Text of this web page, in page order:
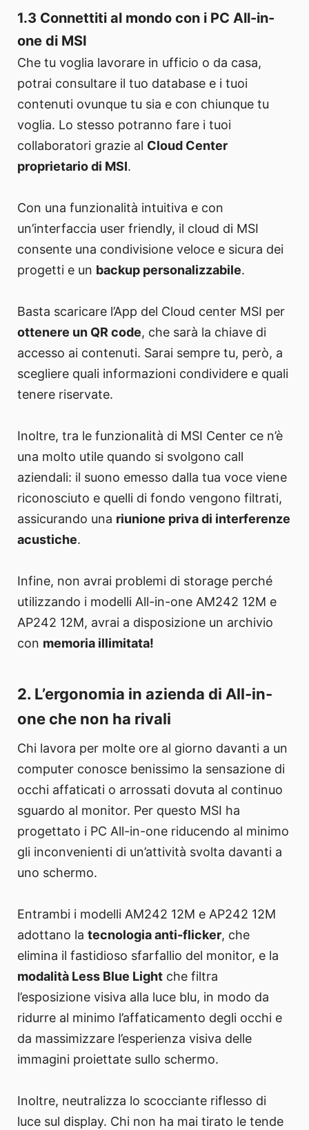
1.3 Connettiti al mondo con i PC All-in-
one di MSI
Che tu voglia lavorare in ufficio o da casa,
potrai consultare il tuo database e i tuoi
contenuti ovunque tu sia e con chiunque tu
voglia. Lo stesso potranno fare i tuoi
collaboratori grazie al Cloud Center
proprietario di MSI.
Con una funzionalità intuitiva e con
un’interfaccia user friendly, il cloud di MSI
consente una condivisione veloce e sicura dei
progetti e un backup personalizzabile.
Basta scaricare l’App del Cloud center MSI per
ottenere un QR code, che sarà la chiave di
accesso ai contenuti. Sarai sempre tu, però, a
scegliere quali informazioni condividere e quali
tenere riservate.
Inoltre, tra le funzionalità di MSI Center ce n’è
una molto utile quando si svolgono call
aziendali: il suono emesso dalla tua voce viene
riconosciuto e quelli di fondo vengono filtrati,
assicurando una riunione priva di interferenze
acustiche.
Infine, non avrai problemi di storage perché
utilizzando i modelli All-in-one AM242 12M e
AP242 12M, avrai a disposizione un archivio
con memoria illimitata!
2. L’ergonomia in azienda di All-in-
one che non ha rivali
Chi lavora per molte ore al giorno davanti a un
computer conosce benissimo la sensazione di
occhi affaticati o arrossati dovuta al continuo
sguardo al monitor. Per questo MSI ha
progettato i PC All-in-one riducendo al minimo
gli inconvenienti di un’attività svolta davanti a
uno schermo.
Entrambi i modelli AM242 12M e AP242 12M
adottano la tecnologia anti-flicker, che
elimina il fastidioso sfarfallio del monitor, e la
modalità Less Blue Light che filtra
l’esposizione visiva alla luce blu, in modo da
ridurre al minimo l’affaticamento degli occhi e
da massimizzare l’esperienza visiva delle
immagini proiettate sullo schermo.
Inoltre, neutralizza lo scocciante riflesso di
luce sul display. Chi non ha mai tirato le tende